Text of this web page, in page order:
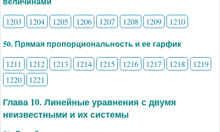
1203 1204 1205 1206 1207 1208 1209 1210
50. Прямая пропорциональность и ее гарфик
1211 1212 1213 1214 1215 1216 1217 1218
1219
1220
1221
Глава 10. Линейные уравнения с двумя
неизвестными и их системы